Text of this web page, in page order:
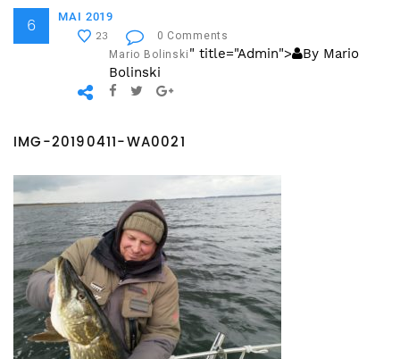
6 MAI 2019
23
0 Comments
Mario Bolinski " title="Admin">
By Mario
Bolinski
IMG-20190411-WA0021